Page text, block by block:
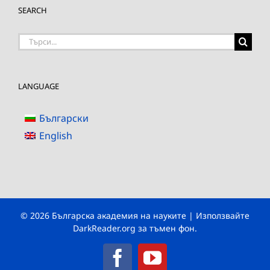
SEARCH
Търсене
LANGUAGE
Български
English
© 2026 Българска академия на науките | Използвайте
DarkReader.org за тъмен фон.
FacebookYouTube